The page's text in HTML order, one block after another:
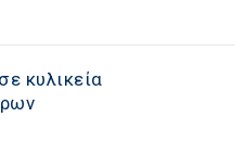
κυλικεία